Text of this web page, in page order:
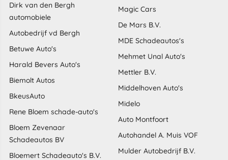
Dirk van den Bergh
automobiele
Autobedrijf vd Bergh
Betuwe Auto's
Harald Bevers Auto's
Biemolt Autos
BkeusAuto
Rene Bloem schade-auto's
Bloem Zevenaar
Schadeautos BV
Bloemert Schadeauto's B.V.
Magic Cars
De Mars B.V.
MDE Schadeautos's
Mehmet Unal Auto's
Mettler B.V.
Middelhoven Auto's
Midelo
Auto Montfoort
Autohandel A. Muis VOF
Mulder Autobedrijf B.V.